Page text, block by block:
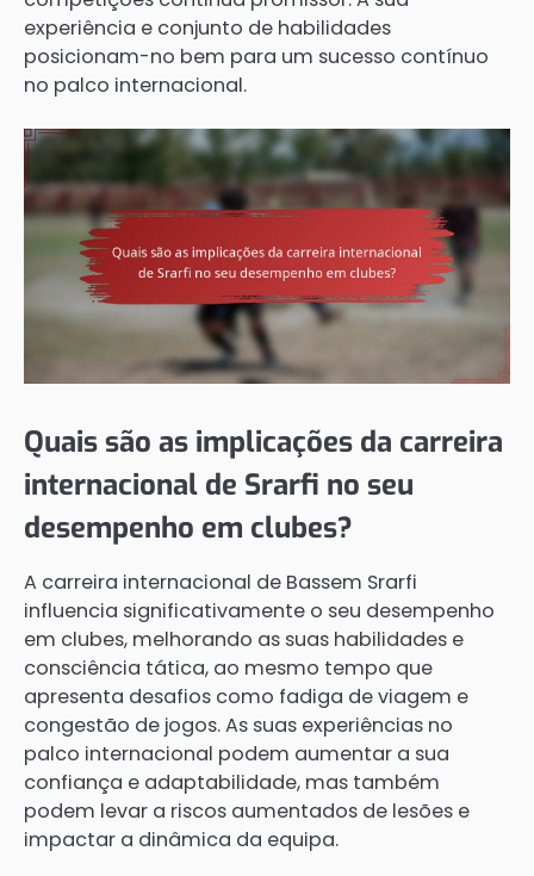
experiência e conjunto de habilidades
posicionam-no bem para um sucesso contínuo
no palco internacional.
Quais são as implicações da carreira
internacional de Srarfi no seu
desempenho em clubes?
A carreira internacional de Bassem Srarfi
influencia significativamente o seu desempenho
em clubes, melhorando as suas habilidades e
consciência tática, ao mesmo tempo que
apresenta desafios como fadiga de viagem e
congestão de jogos. As suas experiências no
palco internacional podem aumentar a sua
confiança e adaptabilidade, mas também
podem levar a riscos aumentados de lesões e
impactar a dinâmica da equipa.